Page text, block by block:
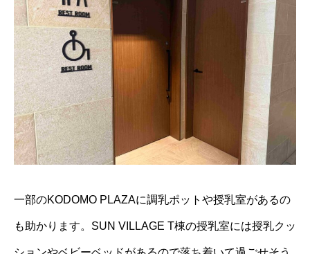
一部のKODOMO PLAZAに調乳ポットや授乳室があるの
も助かります。SUN VILLAGE T棟の授乳室には授乳クッ